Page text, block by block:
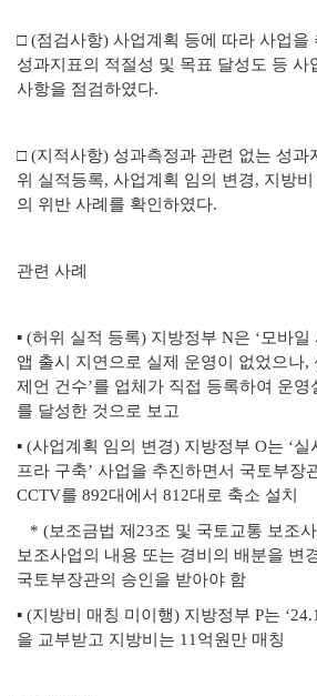
□ (점검사항) 사업계획 등에 따라 사업을
성과지표의 적절성 및 목표 달성도 등 사
사항을 점검하였다.
□ (지적사항) 성과측정과 관련 없는 성과
위 실적등록, 사업계획 임의 변경, 지방
의 위반 사례를 확인하였다.
관련 사례
▪ (허위 실적 등록) 지방정부 N은 ‘모바일
앱 출시 지연으로 실제 운영이 없었으나,
제언 건수’를 업체가 직접 등록하여 운영
를 달성한 것으로 보고
▪ (사업계획 임의 변경) 지방정부 O는 ‘실
프라 구축’ 사업을 추진하면서 국토부장
CCTV를 892대에서 812대로 축소 설치
* (보조금법 제23조 및 국토교통 보조
보조사업의 내용 또는 경비의 배분을 변
국토부장관의 승인을 받아야 함
▪ (지방비 매칭 미이행) 지방정부 P는
을 교부받고 지방비는 11억원만 매칭